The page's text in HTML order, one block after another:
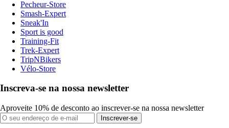
Pecheur-Store
Smash-Expert
Sneak'In
Sport is good
Training-Fit
Trek-Expert
TripNBikers
Vélo-Store
Inscreva-se na nossa newsletter
Aproveite 10% de desconto ao inscrever-se na nossa newsletter
Inscrever-se